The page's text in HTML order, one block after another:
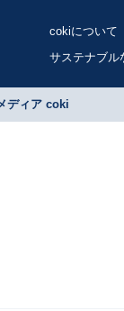
cokiについて
サステナブル
ディア coki